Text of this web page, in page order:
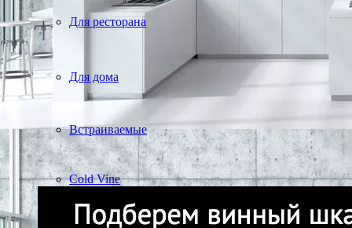
Для ресторана
Для дома
Встраиваемые
Cold Vine